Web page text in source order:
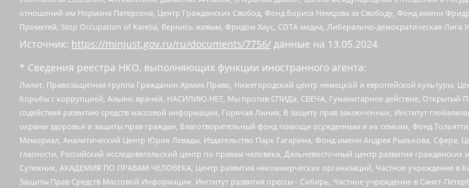
отношений им Нормана Патерсона, Центр Гражданских Свобод, Фонд Бориса Немцова за Свободу, Фонд имени
Прометей, Stop Occupation of Karelia, Вернись живым, Фридом Хаус, СОТА медиа, Либерально-демократическая Лига
Источник: https://minjust.gov.ru/ru/documents/7756/ данные на 13.05.2024
* Сведения реестра НКО, выполняющих функции иностранного агента:
Лилит, Правозащитная группа Гражданин.Армия.Право, Нижегородский центр немецкой и европейской культуры,
борьбы с коррупцией, Альянс врачей, НАСИЛИЮ.НЕТ, Мы против СПИДа, СВЕЧА, Гуманитарное действие, Открытый
содействия развитию средств массовой информации, Горячая Линия, В защиту прав заключенных, Институт
охраны здоровья и защиты прав граждан, Благотворительный фонд помощи осужденным и их семьям, Фонд
Мемориал, Аналитический Центр Юрия Левады, Издательство Парк Гагарина, Фонд имени Андрея Рылькова,
гласности, Российский исследовательский центр по правам человека, Дальневосточный центр развития
Сутяжник, АКАДЕМИЯ ПО ПРАВАМ ЧЕЛОВЕКА, Центр развития некоммерческих организаций, Частное учреждение в
Защиты Прав Средств Массовой Информации, Институт развития прессы - Сибирь, Частное учреждение в Санкт-